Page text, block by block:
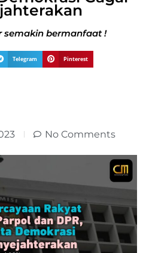
semakin bermanfaat !
Telegram Pinterest
No Comments